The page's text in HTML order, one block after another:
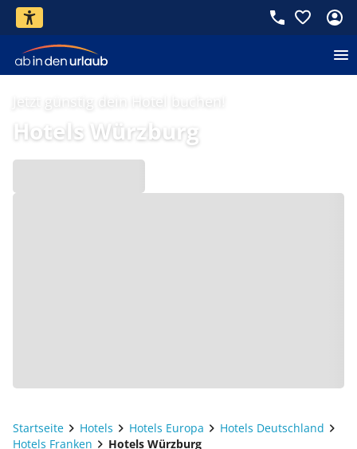
Jetzt günstig dein Hotel buchen!
Hotels Würzburg
Startseite Hotels Hotels Europa
Hotels Deutschland
Hotels Franken
Hotels Würzburg